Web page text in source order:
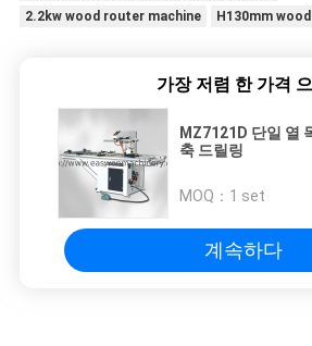
2.2kw wood router machine
H130mm
가장 저렴 한 가격
MZ7121D 단일 열
축 드릴링
MOQ： 1 set
계속하다